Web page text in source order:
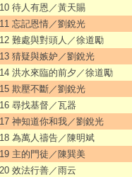
待人有恩／黃天賜
忘記恩情／劉銳光
難處與對頭人／徐道勵
猜疑與嫉妒／劉銳光
洪水來臨的前夕／徐道勵
欺壓不斷／劉銳光
尋找基督／瓦器
神知道你和我／劉銳光
為萬人禱告／陳明斌
主的門徒／陳巽美
效法行善／雨云